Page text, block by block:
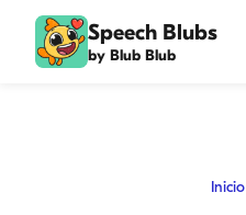
Speech Blubs
by Blub Blub
Inicio